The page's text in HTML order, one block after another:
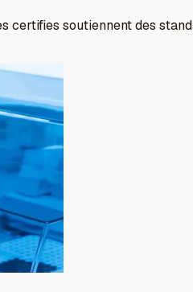
certifies soutiennent des